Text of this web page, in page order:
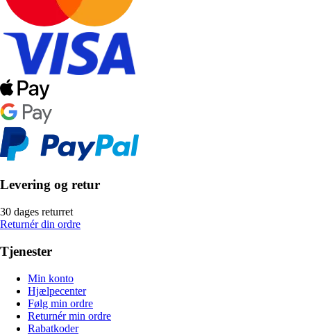
Levering og retur
30 dages returret
Returnér din ordre
Tjenester
Min konto
Hjælpecenter
Følg min ordre
Returnér min ordre
Rabatkoder